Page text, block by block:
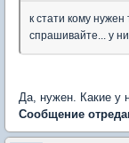
к стати кому
спрашивайте... у
Да, нужен. Какие у
Сообщение